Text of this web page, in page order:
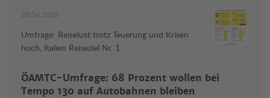
28.04.2026
Umfrage: Reiselust trotz Teuerung und Krisen
hoch, Italien Reiseziel Nr. 1
ÖAMTC-Umfrage: 68 Prozent wollen bei
Tempo 130 auf Autobahnen bleiben